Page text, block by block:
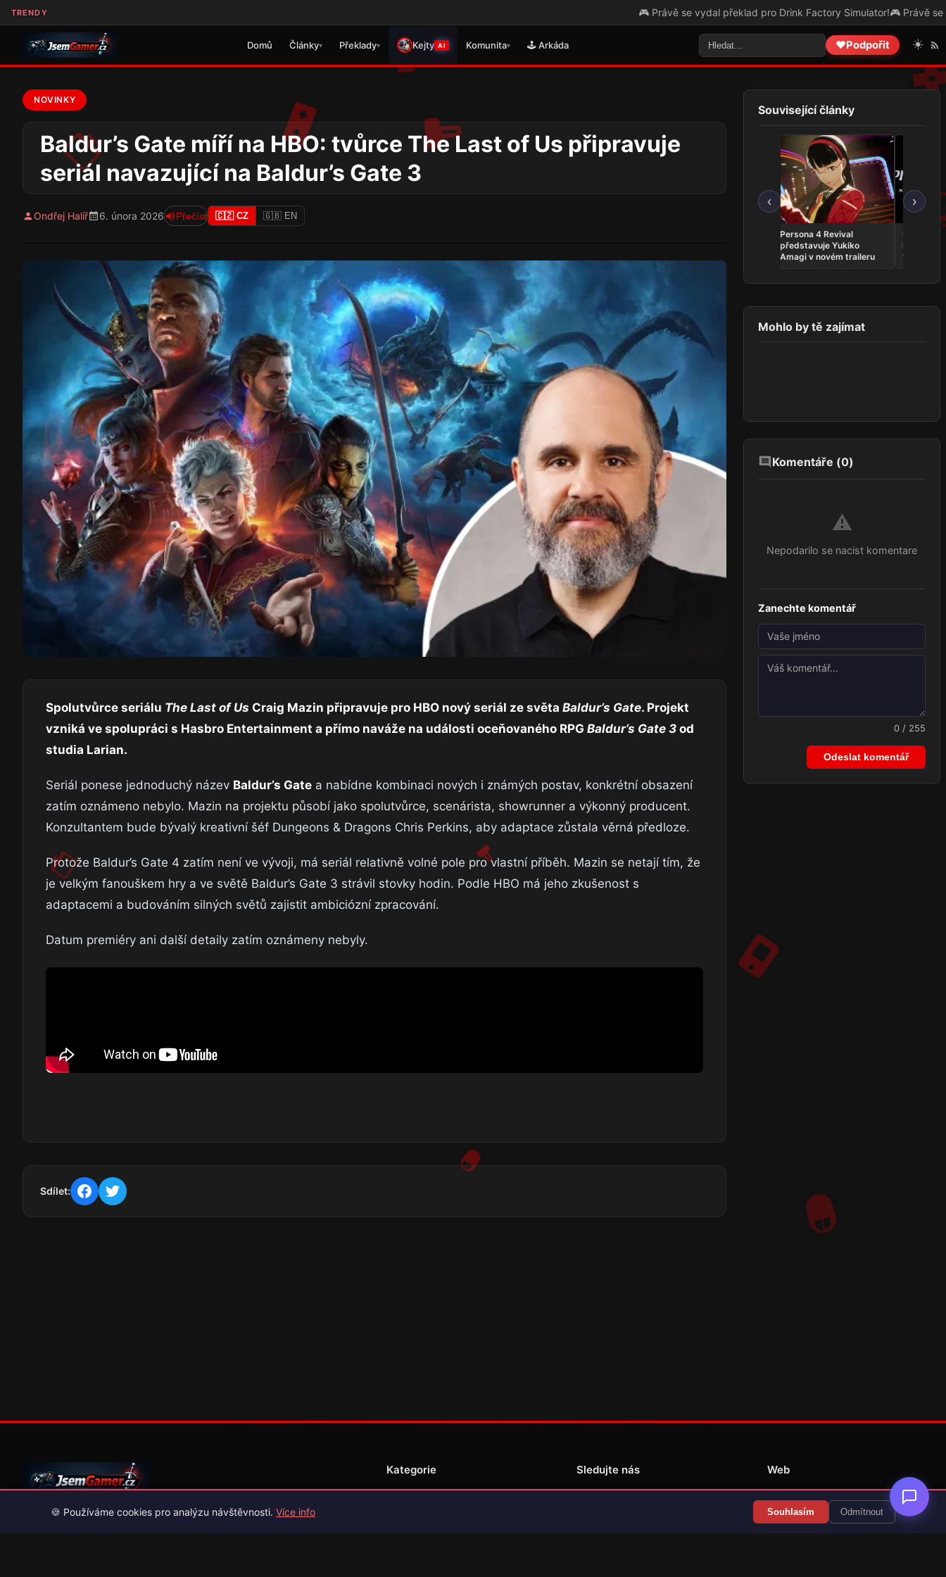
TRENDY 🎮 Právě se vydal překlad pro Drink Factory Simulator!🎮 Právě se vydal
Domů Články▾ Překlady▾ Kejty AI Komunita▾ 🕹️ Arkáda ❤️Podpořit ☀️
NOVINKY
Baldur’s Gate míří na HBO: tvůrce The Last of Us připravuje
seriál navazující na Baldur’s Gate 3
Ondřej Halíř 6. února 2026 Přečíst 🇨🇿 CZ 🇬🇧 EN
Spolutvůrce seriálu The Last of Us Craig Mazin připravuje pro HBO nový seriál ze světa Baldur’s Gate. Projekt
vzniká ve spolupráci s Hasbro Entertainment a přímo naváže na události oceňovaného RPG Baldur’s Gate 3 od
studia Larian.
Seriál ponese jednoduchý název Baldur’s Gate a nabídne kombinaci nových i známých postav, konkrétní obsazení
zatím oznámeno nebylo. Mazin na projektu působí jako spolutvůrce, scenárista, showrunner a výkonný producent.
Konzultantem bude bývalý kreativní šéf Dungeons & Dragons Chris Perkins, aby adaptace zůstala věrná předloze.
Protože Baldur’s Gate 4 zatím není ve vývoji, má seriál relativně volné pole pro vlastní příběh. Mazin se netají tím, že
je velkým fanouškem hry a ve světě Baldur’s Gate 3 strávil stovky hodin. Podle HBO má jeho zkušenost s
adaptacemi a budováním silných světů zajistit ambiciózní zpracování.
Datum premiéry ani další detaily zatím oznámeny nebyly.
Sdílet:
Související články
‹
Persona 4 Revival
představuje Yukiko
Amagi v novém traileru
Phantom:
INFERNO
vyjde v
›
Mohlo by tě zajímat
Komentáře (0)
⚠️
Nepodarilo se nacist komentare
Zanechte komentář
0 / 255
Odeslat komentář
Váš průvodce světem videoher. Novinky, recenze a česko-slovenské
překlady her.
Kategorie Sledujte nás Web
Překlady her
🍪 Používáme cookies pro analýzu návštěvnosti. Více info Souhlasím Odmítnout